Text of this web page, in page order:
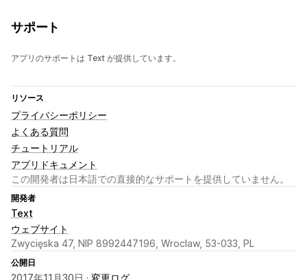
サポート
アプリのサポートは Text が提供しています。
リソース
プライバシーポリシー
よくある質問
チュートリアル
アプリドキュメント
この開発者は日本語での直接的なサポートを提供していません。
開発者
Text
ウェブサイト
Zwycięska 47, NIP 8992447196, Wroclaw, 53-033, PL
公開日